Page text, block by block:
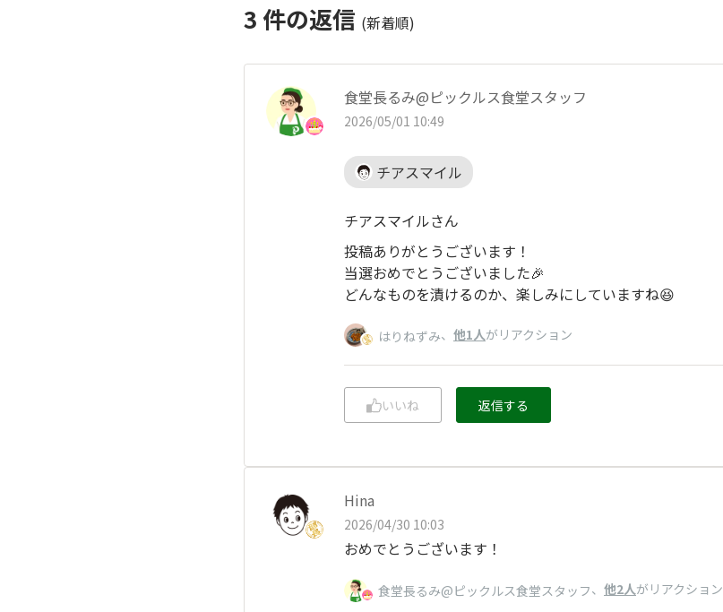
3 件の返信 (新着順)
食堂長るみ@ピックルス食堂スタッフ
2026/05/01 10:49
チアスマイル
チアスマイルさん
投稿ありがとうございます！
当選おめでとうございました🎉
どんなものを漬けるのか、楽しみにしていますね😆
はりねずみ、 他1人がリアクション
いいね 返信する
Hina
2026/04/30 10:03
おめでとうございます！
食堂長るみ@ピックルス食堂スタッフ、 他2人がリアクション